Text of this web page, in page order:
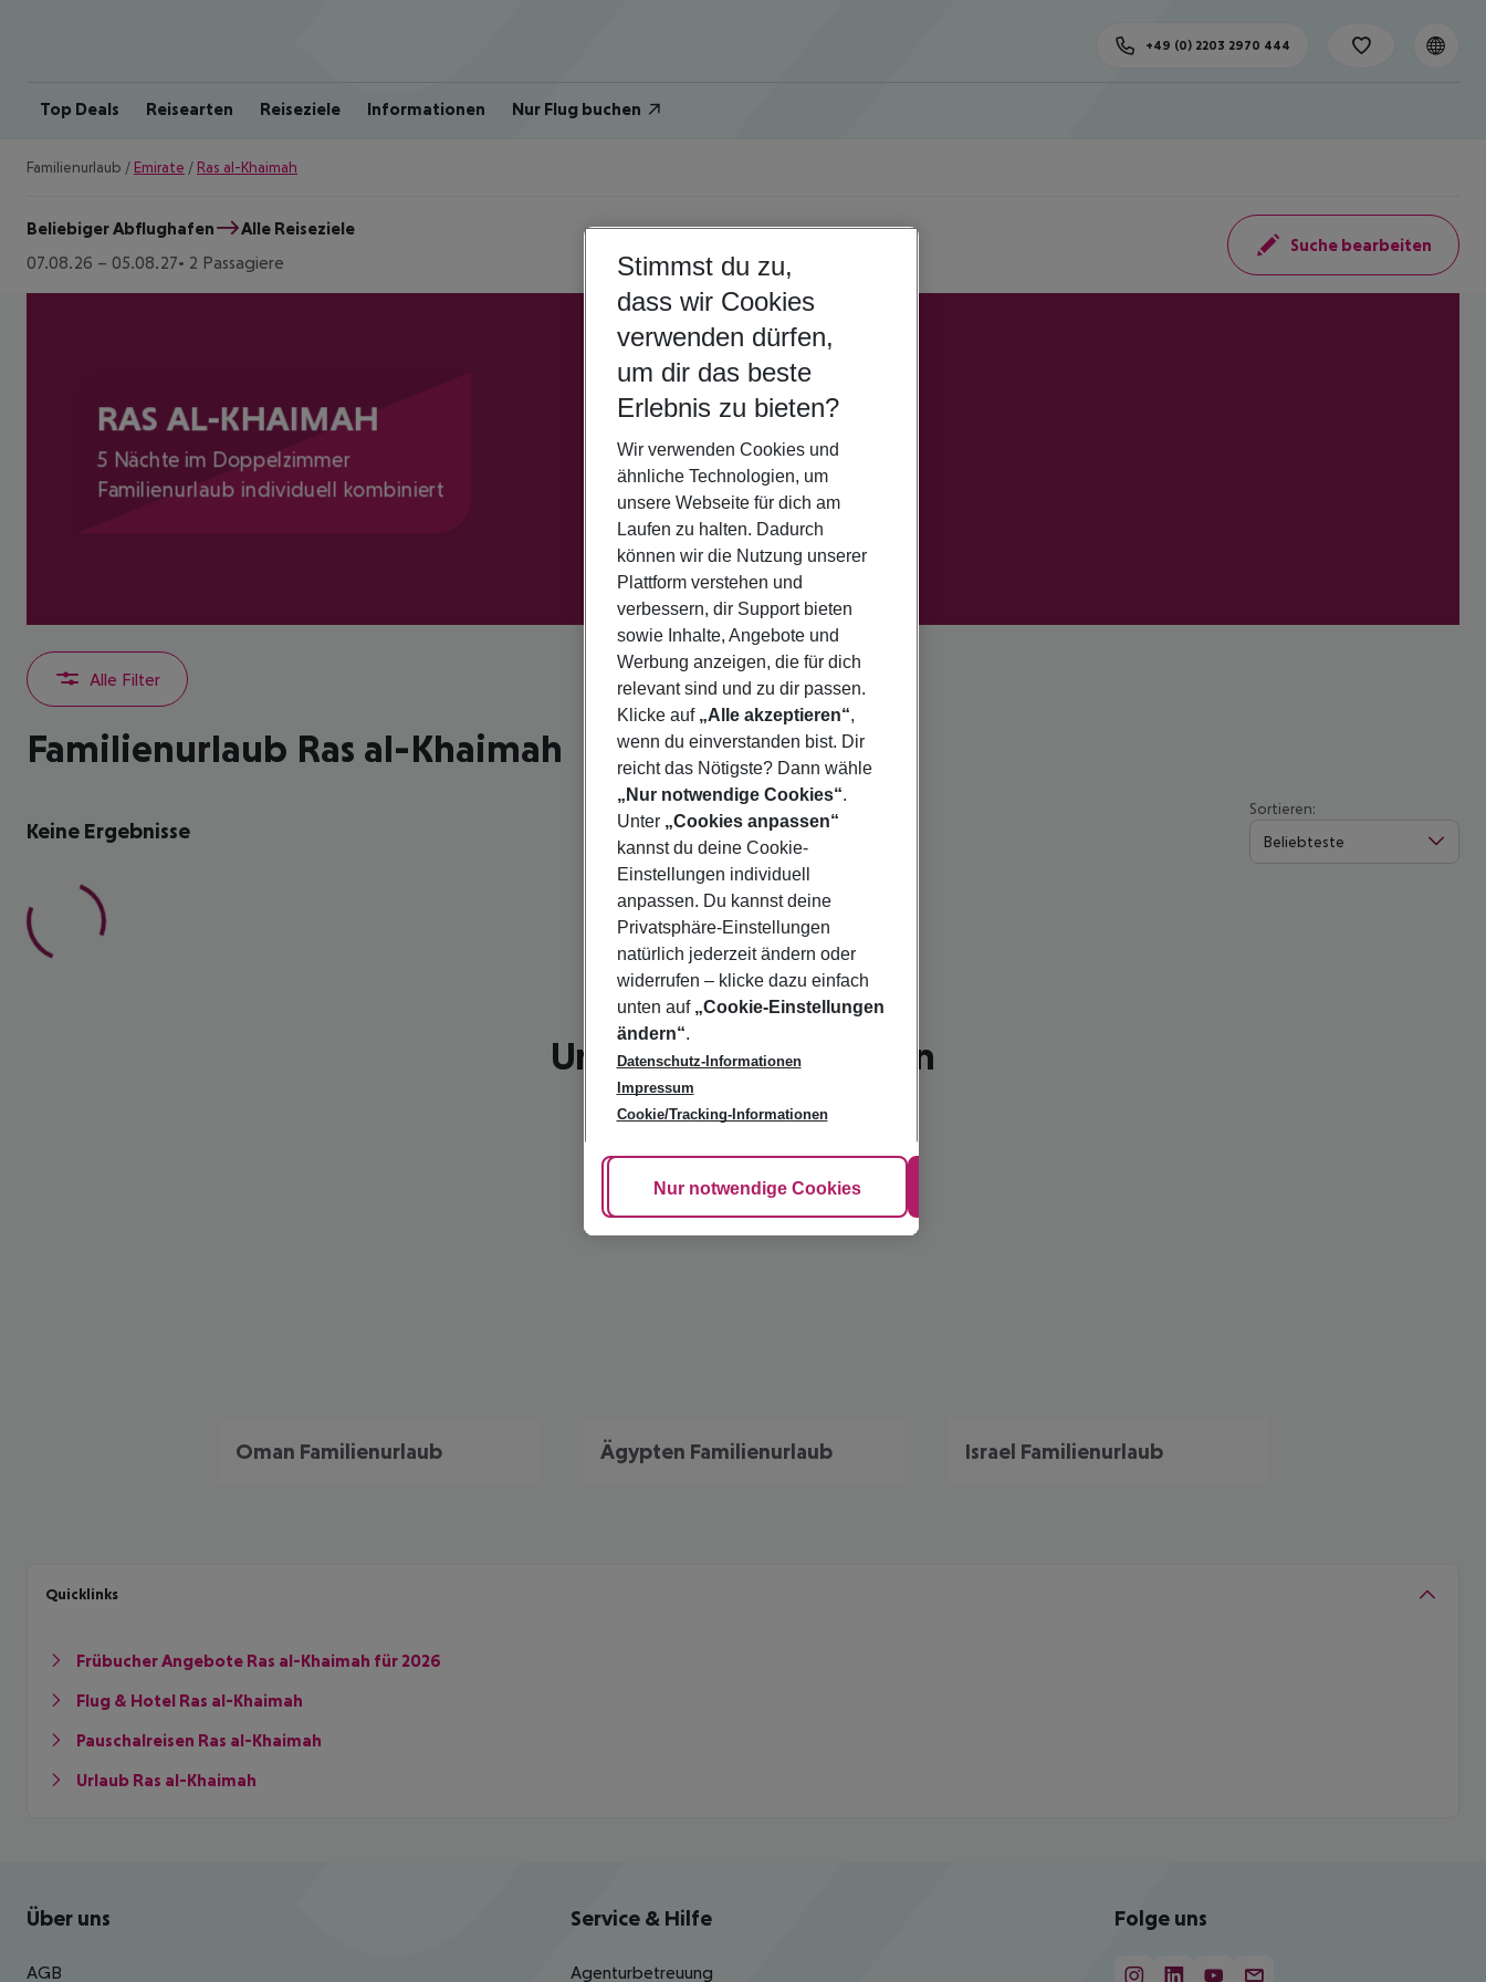
Top Deals Reisearten Reiseziele Informationen Nur Flug buchen
+49 (0) 2203 2970 444
Familienurlaub / Emirate / Ras al-Khaimah
Beliebiger Abflughafen
Alle Reiseziele
07.08.26 – 05.08.27 2 Passagiere
Suche bearbeiten
RAS AL-KHAIMAH
5 Nächte im Doppelzimmer
Familienurlaub individuell kombiniert
Alle Filter
Familienurlaub Ras al-Khaimah
Keine Ergebnisse
Sortieren:
Beliebteste
Unsere Empfehlungen
Oman Familienurlaub Ägypten Familienurlaub Israel Familienurlaub
Quicklinks
Frübucher Angebote Ras al-Khaimah für 2026
Flug & Hotel Ras al-Khaimah
Pauschalreisen Ras al-Khaimah
Urlaub Ras al-Khaimah
Footer navigation
Über uns
AGB
Service & Hilfe
Agenturbetreuung
Folge uns
Stimmst du zu,
dass wir Cookies
verwenden dürfen,
um dir das beste
Erlebnis zu bieten?
Wir verwenden Cookies und
ähnliche Technologien, um
unsere Webseite für dich am
Laufen zu halten. Dadurch
können wir die Nutzung unserer
Plattform verstehen und
verbessern, dir Support bieten
sowie Inhalte, Angebote und
Werbung anzeigen, die für dich
relevant sind und zu dir passen.
Klicke auf „Alle akzeptieren“,
wenn du einverstanden bist. Dir
reicht das Nötigste? Dann wähle
„Nur notwendige Cookies“.
Unter „Cookies anpassen“
kannst du deine Cookie-
Einstellungen individuell
anpassen. Du kannst deine
Privatsphäre-Einstellungen
natürlich jederzeit ändern oder
widerrufen – klicke dazu einfach
unten auf „Cookie-Einstellungen
ändern“.
Datenschutz-Informationen
Impressum
Cookie/Tracking-Informationen
Cookie anpassen
Nur notwendige Cookies